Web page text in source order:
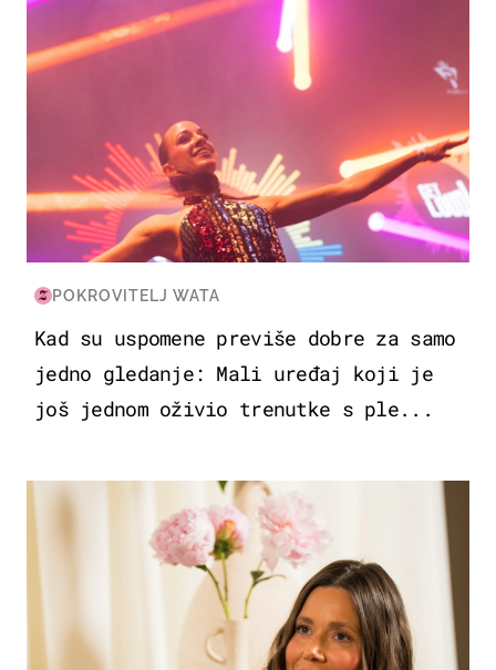
POKROVITELJ WATA
Kad su uspomene previše dobre za samo
jedno gledanje: Mali uređaj koji je
još jednom oživio trenutke s ple...
MODA & LJEPOTA